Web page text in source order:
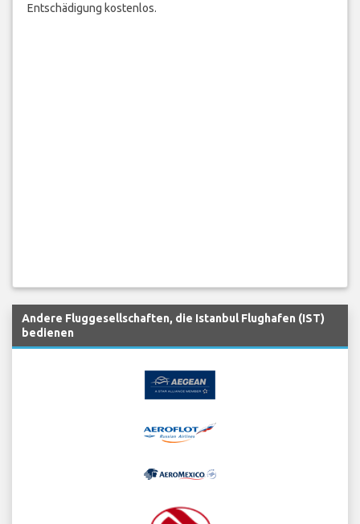
Entschädigung kostenlos.
Andere Fluggesellschaften, die Istanbul Flughafen (IST)
bedienen